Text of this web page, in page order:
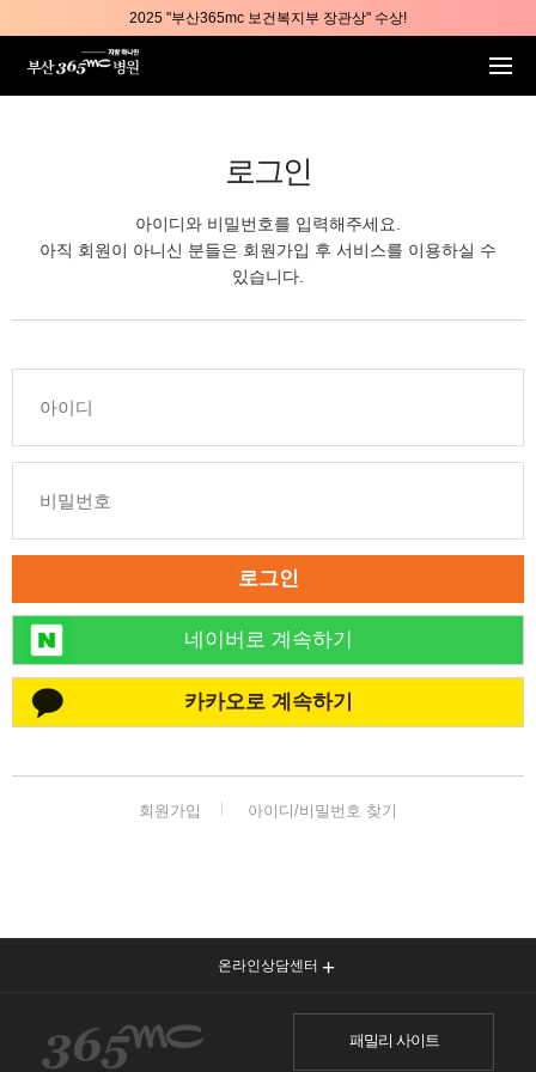
2025 "부산365mc 보건복지부 장관상" 수상!
부산365mc병원, 8/15(토) 광복절 정상진료
로그인
아이디와 비밀번호를 입력해주세요.
아직 회원이 아니신 분들은 회원가입 후 서비스를 이용하실 수
있습니다.
로그인
네이버로 계속하기
카카오로 계속하기
회원가입 아이디/비밀번호 찾기
온라인상담센터
패밀리 사이트